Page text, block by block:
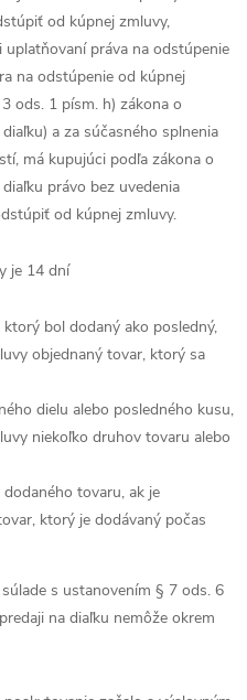
od kúpnej zmluvy,
práva na odstúpenie
na odstúpenie od kúpnej
ods. 1 písm. h) zákona o
a za súčasného splnenia
má kupujúci podľa zákona o
právo bez uvedenia
od kúpnej zmluvy.
je 14 dní
bol dodaný ako posledný,
objednaný tovar, ktorý sa
dielu alebo posledného kusu,
niekoľko druhov tovaru alebo
tovaru, ak je
ktorý je dodávaný počas
s ustanovením § 7 ods. 6
na diaľku nemôže okrem